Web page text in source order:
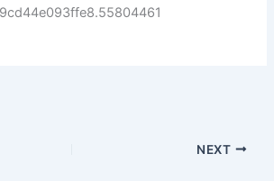
NEXT